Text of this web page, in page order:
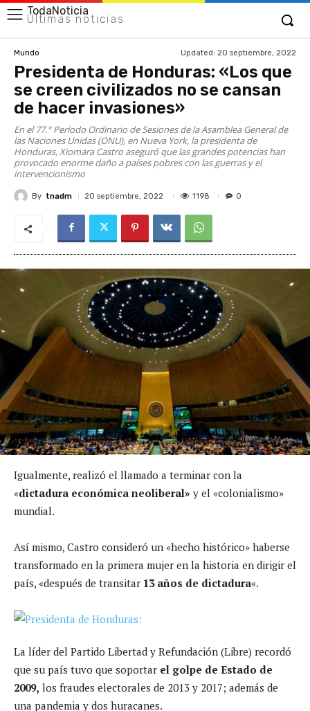
TodaNoticia
Últimas noticias
Mundo Updated: 20 septiembre, 2022
Presidenta de Honduras: «Los que
se creen civilizados no se cansan
de hacer invasiones»
En el 77.° Período Ordinario de Sesiones de la Asamblea General de
las Naciones Unidas (ONU), en Nueva York, la presidenta de
Honduras, Xiomara Castro aseguró que las grandes potencias han
provocado enorme daño a países pobres con las guerras y el
intervencionismo
By tnadm 20 septiembre, 2022 1198 0
Igualmente, realizó el llamado a terminar con la
«dictadura económica neoliberal» y el «colonialismo»
mundial.
Así mismo, Castro consideró un «hecho histórico» haberse
transformado en la primera mujer en la historia en dirigir el
país, «después de transitar 13 años de dictadura«.
La líder del Partido Libertad y Refundación (Libre) recordó
que su país tuvo que soportar el golpe de Estado de
2009, los fraudes electorales de 2013 y 2017; además de
una pandemia y dos huracanes.